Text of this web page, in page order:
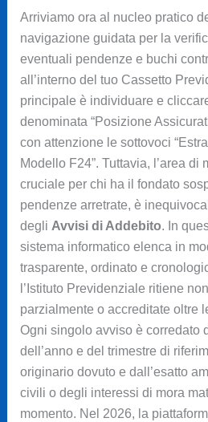
Arriviamo ora al nucleo pratico
navigazione guidata per la
eventuali pendenze e buchi
all’interno del tuo Cassetto
principale è individuare e
denominata “Posizione
con attenzione le sottovoci
Modello F24”. Tuttavia, l’area
cruciale per chi ha il fondato
pendenze arretrate, è
degli Avvisi di Addebito. In
sistema informatico elenca in
trasparente, ordinato e
l’Istituto Previdenziale ritiene
parzialmente o accreditate oltre
Ogni singolo avviso è corredato
dell’anno e del trimestre di
originario dovuto e dall’esatto
civili o degli interessi di mora
momento. Nel 2026, la